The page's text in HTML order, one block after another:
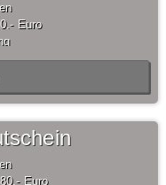
Euro
Euro